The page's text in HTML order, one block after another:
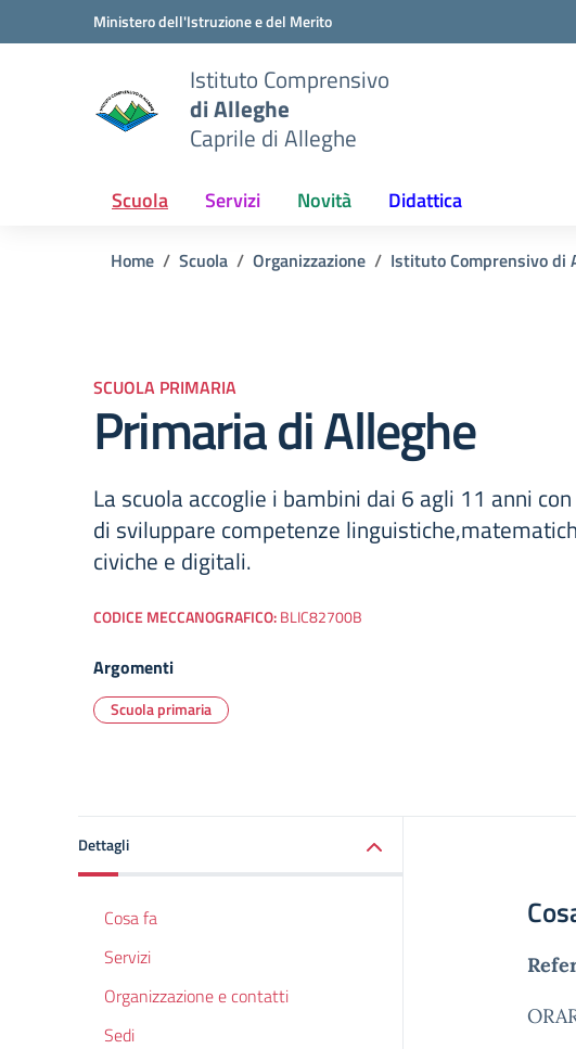
Vai ai contenuti
Vai al menu di navigazioneMinistero dell'Istruzione e del Merito
Istituto Comprensivo
di Alleghe
Caprile di Alleghe
Scuola Servizi Novità Didattica
Home Scuola Organizzazione Istituto Comprensivo di
SCUOLA PRIMARIA
Primaria di Alleghe
La scuola accoglie i bambini dai 6 agli 11 anni
di sviluppare competenze
civiche e digitali.
CODICE MECCANOGRAFICO:BLIC82700B
Argomenti
Scuola primaria
Dettagli
Cosa fa
Servizi
Organizzazione e contatti
Sedi